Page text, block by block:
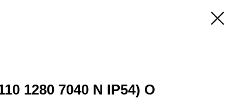
1280 7040 N IP54) O